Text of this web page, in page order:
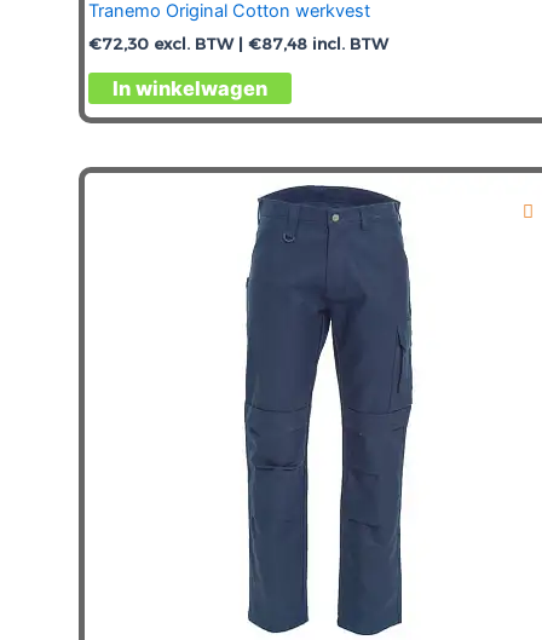
Tranemo Original Cotton werkvest
€72,30 excl. BTW | €87,48 incl. BTW
In winkelwagen
Dit
product
meerdere
variaties.
Deze
gekozen
worden
de
productpagina